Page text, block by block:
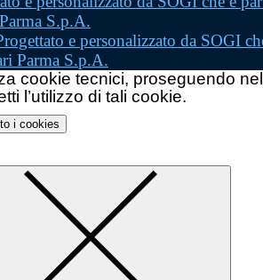
e personalizzato da SOGI
Parma S.p.A.
cookie tecnici, proseguendo
l’utilizzo di tali cookie.
i cookies